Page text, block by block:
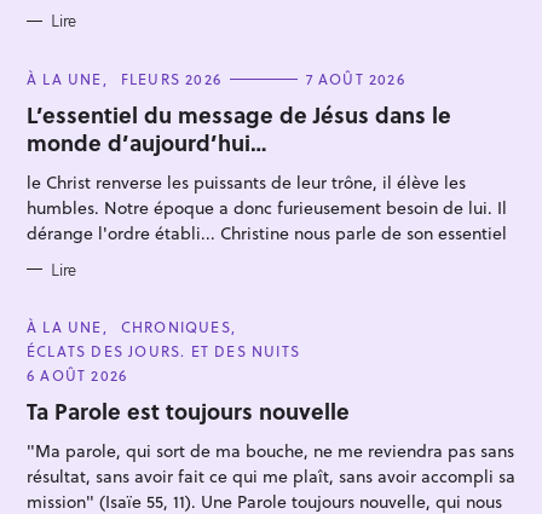
Lire
C
T
E
G
O
R
I
E
S
À LA UNE FLEURS 2026 7 AOÛT 2026
L’essentiel du message de Jésus dans le
monde d’aujourd’hui…
le Christ renverse les puissants de leur trône, il élève les
humbles. Notre époque a donc furieusement besoin de lui. Il
dérange l'ordre établi... Christine nous parle de son essentiel
Lire
C
A
T
E
O
R
E
À LA UNE
CHRONIQUES
ÉCLATS DES JOURS. ET DES NUITS
6 AOÛT 2026
Ta Parole est toujours nouvelle
"Ma parole, qui sort de ma bouche, ne me reviendra pas sans
résultat, sans avoir fait ce qui me plaît, sans avoir accompli sa
mission" (Isaïe 55, 11). Une Parole toujours nouvelle, qui nous
e
c
h
e
r
c
h
r